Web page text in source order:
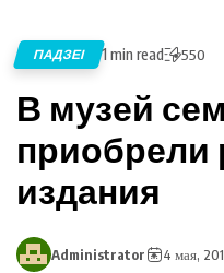
ПАДЗЕІ 1 min read 550
В музей
приобрели
издания
Administrator 4 мая,